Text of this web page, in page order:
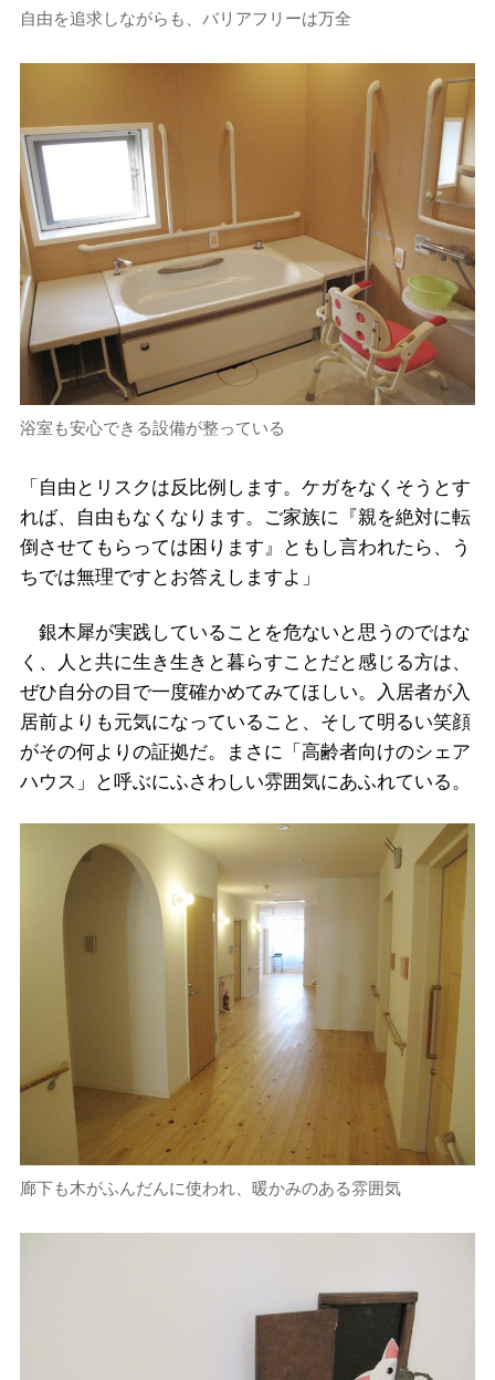
自由を追求しながらも、バリアフリーは万全
浴室も安心できる設備が整っている
「自由とリスクは反比例します。ケガをなくそうとす
れば、自由もなくなります。ご家族に『親を絶対に転
倒させてもらっては困ります』ともし言われたら、う
ちでは無理ですとお答えしますよ」
銀木犀が実践していることを危ないと思うのではな
く、人と共に生き生きと暮らすことだと感じる方は、
ぜひ自分の目で一度確かめてみてほしい。入居者が入
居前よりも元気になっていること、そして明るい笑顔
がその何よりの証拠だ。まさに「高齢者向けのシェア
ハウス」と呼ぶにふさわしい雰囲気にあふれている。
廊下も木がふんだんに使われ、暖かみのある雰囲気